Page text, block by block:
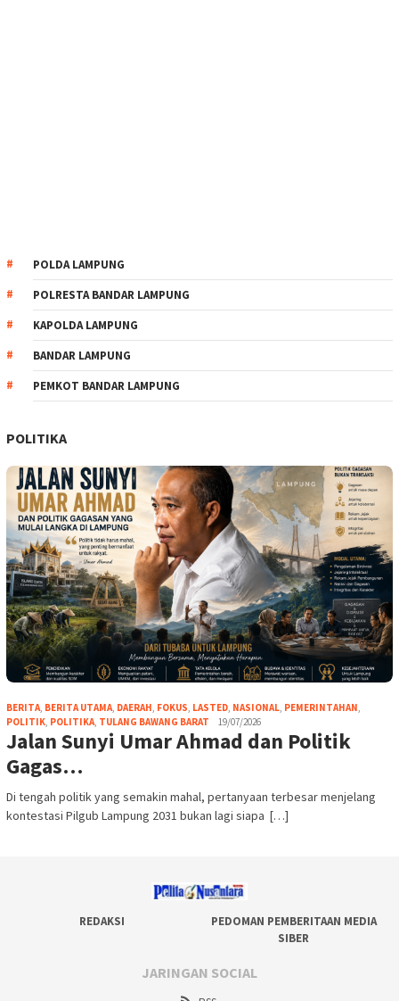
POLDA LAMPUNG
POLRESTA BANDAR LAMPUNG
KAPOLDA LAMPUNG
BANDAR LAMPUNG
PEMKOT BANDAR LAMPUNG
POLITIKA
BERITA, BERITA UTAMA, DAERAH, FOKUS, LASTED, NASIONAL, PEMERINTAHAN,
POLITIK, POLITIKA, TULANG BAWANG BARAT 19/07/2026
Jalan Sunyi Umar Ahmad dan Politik
Gagas…
Di tengah politik yang semakin mahal, pertanyaan terbesar menjelang
kontestasi Pilgub Lampung 2031 bukan lagi siapa […]
REDAKSI
PEDOMAN PEMBERITAAN MEDIA
SIBER
JARINGAN SOCIAL